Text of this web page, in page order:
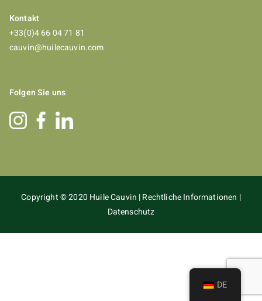
Kontakt
+33(0)4 66 04 71 81
cauvin@huilecauvin.com
Folgen Sie uns
Copyright © 2020 Huile Cauvin |Rechtliche Informationen |
Datenschutz
DE